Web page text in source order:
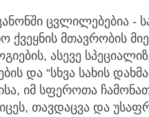
კანონში ცვლილებებია
ქვეყნის მთავრობის
ასევე
და “სხვა სახის
იმ სფეროთა
თავდაცვა და